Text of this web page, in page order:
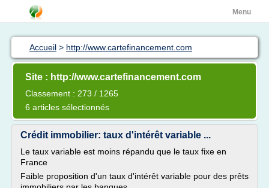
Menu
Accueil > http://www.cartefinancement.com
Site : http://www.cartefinancement.com
Classement : 273 / 1265
6 articles sélectionnés
Crédit immobilier: taux d'intérêt variable ...
Le taux variable est moins répandu que le taux fixe en
France
Faible proposition d'un taux d'intérêt variable pour des prêts